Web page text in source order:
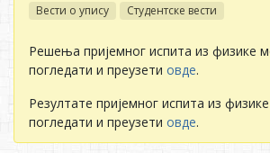
Вести о упису Студентске вести
Решења пријемног испита из физике
погледати и преузети овде.
Резултате пријемног испита из
погледати и преузети овде.